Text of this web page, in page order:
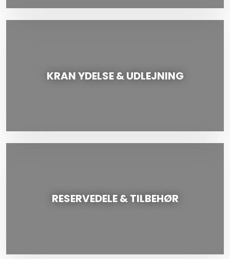
KRAN YDELSE & UDLEJNING
RESERVEDELE & TILBEHØR